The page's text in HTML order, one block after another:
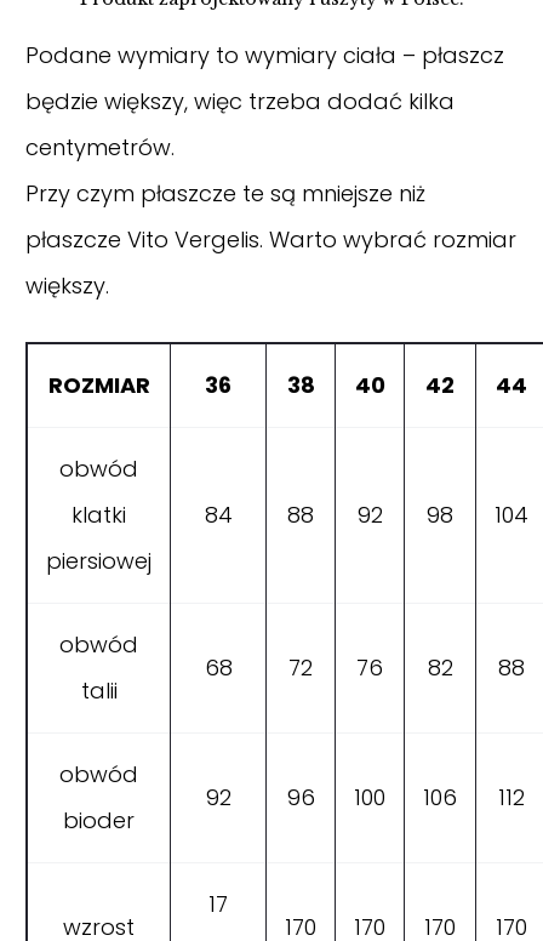
Podane wymiary to wymiary ciała – płaszcz
będzie większy, więc trzeba dodać kilka
centymetrów.
Przy czym płaszcze te są mniejsze niż
płaszcze Vito Vergelis. Warto wybrać rozmiar
większy.
ROZMIAR 36 38 40 42 44
obwód
klatki
piersiowej
84 88 92 98 104
obwód
talii
68 72 76 82 88
obwód
bioder
92 96 100 106 112
wzrost
17
170 170 170 170